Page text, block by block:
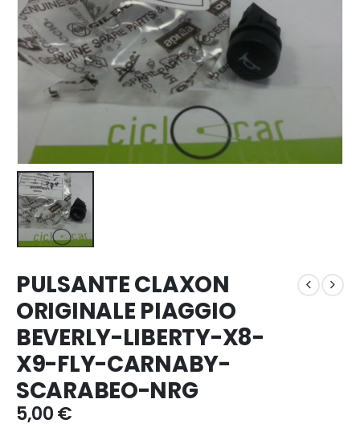
PULSANTE CLAXON
ORIGINALE PIAGGIO
BEVERLY-LIBERTY-X8-
X9-FLY-CARNABY-
SCARABEO-NRG
5,00€